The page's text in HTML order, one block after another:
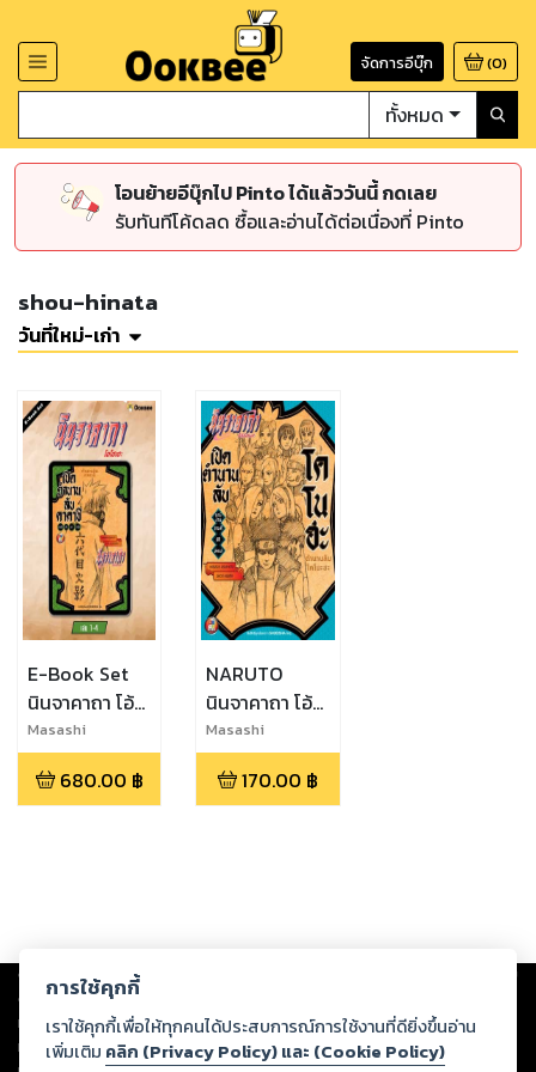
จัดการอีบุ๊ก (0)
ทั้งหมด
โอนย้ายอีบุ๊กไป Pinto ได้แล้ววันนี้ กดเลย
รับทันทีโค้ดลด ซื้อและอ่านได้ต่อเนื่องที่ Pinto
shou-hinata
วันที่ใหม่-เก่า
E-Book Set
นินจาคาถา โอ้
โฮเฮะ เล่ม 1-4
(เปิดตำนานลับ
ชิกามารุ , เปิด
Masashi
Kishimoto,Tomo
hito
Ohsaki,Takashi
680.00 ฿
NARUTO
นินจาคาถา โอ้
โฮเฮะ เปิด
ตำนานลับโคโนะ
ฮะ ฤกษ์งามยาม
Masashi
Kishimoto,Shou
Hinata170.00 ฿
Copyright © 2026
ต่อผลงานหรือเนื้อหาใดที่อัปโหลดผ่านเว็บไซต์และปรากฏว่าละเมิดสิทธิใน
ทรัพย์สินทางปัญญาของบุคคลอื่นหรือขัดต่อกฎหมายและศีลธรรม ดังนั้น ผู้อ่าน
ทุกท่านโปรดใช้วิจารณญาณในการกลั่นกรองด้วยตนเอง และหากท่านพบว่าส่วน
การใช้คุกกี้
เราใช้คุกกี้เพื่อให้ทุกคนได้ประสบการณ์การใช้งานที่ดียิ่งขึ้นอ่าน
เพิ่มเติม คลิก (Privacy Policy) และ (Cookie Policy)